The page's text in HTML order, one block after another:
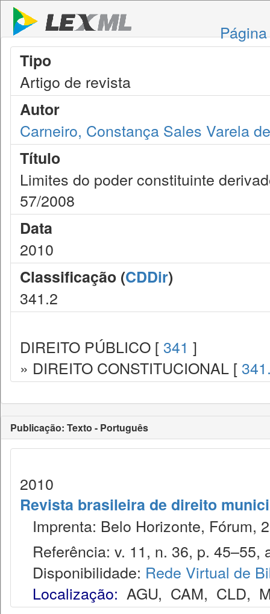
Tipo
Artigo de revista
Autor
Carneiro, Constança Sales Varela
Título
Limites do poder constituinte
57/2008
Data
2010
Classificação (CDDir)
341.2
DIREITO PÚBLICO [ 341 ]
» DIREITO CONSTITUCIONAL [
Publicação: Texto - Português
2010
Revista brasileira de direito
Imprenta: Belo Horizonte, Fórum,
Referência: v. 11, n. 36, p. 45–55,
Disponibilidade: Rede Virtual de
Localização: AGU, CAM, CLD,